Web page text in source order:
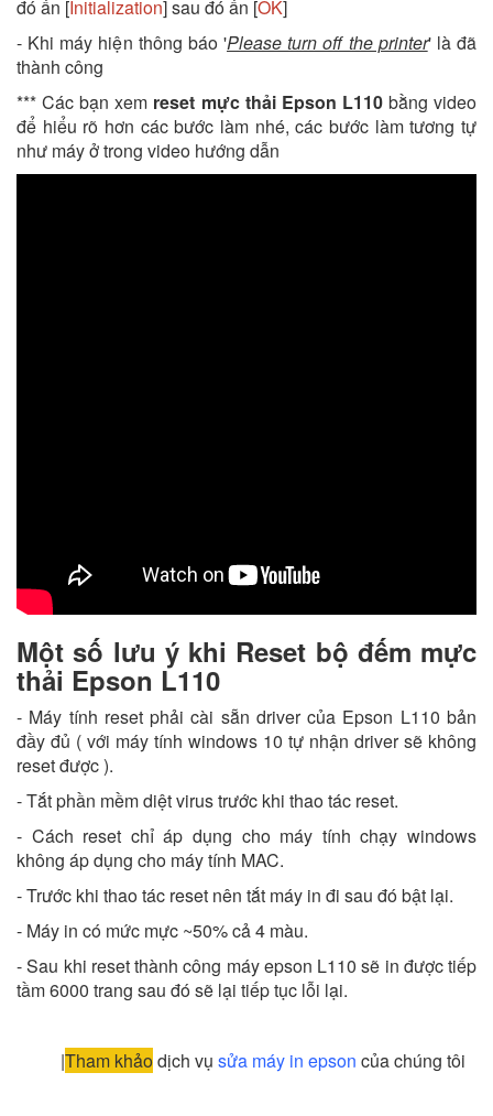
đó ấn [Initialization] sau đó ấn [OK]
- Khi máy hiện thông báo 'Please turn off the printer' là đã
thành công
*** Các bạn xem reset mực thải Epson L110bằng video
để hiểu rõ hơn các bước làm nhé, các bước làm tương tự
như máy ở trong video hướng dẫn
Một số lưu ý khi Reset bộ đếm mực
thải Epson L110
- Máy tính reset phải cài sẵn driver của Epson L110 bản
đầy đủ ( với máy tính windows 10 tự nhận driver sẽ không
reset được ).
- Tắt phần mềm diệt virus trước khi thao tác reset.
- Cách reset chỉ áp dụng cho máy tính chạy windows
không áp dụng cho máy tính MAC.
- Trước khi thao tác reset nên tắt máy in đi sau đó bật lại.
- Máy in có mức mực ~50% cả 4 màu.
- Sau khi reset thành công máy epson L110 sẽ in được tiếp
tầm 6000 trang sau đó sẽ lại tiếp tục lỗi lại.
|Tham khảo dịch vụ sửa máy in epson của chúng tôi